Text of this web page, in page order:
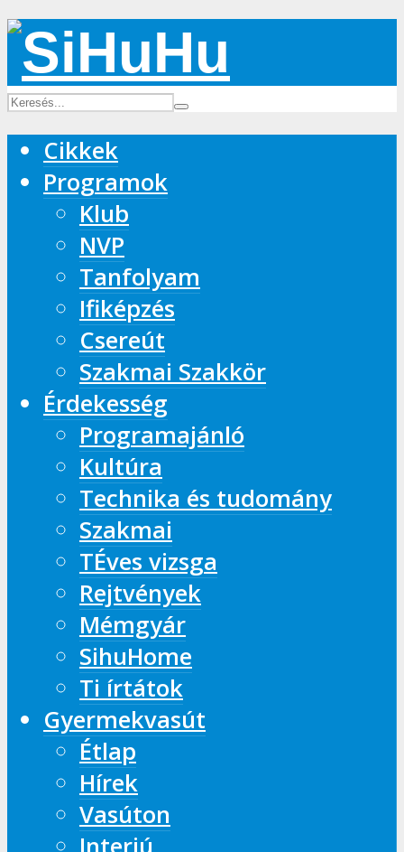
Cikkek
Programok
Klub
NVP
Tanfolyam
Ifiképzés
Csereút
Szakmai Szakkör
Érdekesség
Programajánló
Kultúra
Technika és tudomány
Szakmai
TÉves vizsga
Rejtvények
Mémgyár
SihuHome
Ti írtátok
Gyermekvasút
Étlap
Hírek
Vasúton